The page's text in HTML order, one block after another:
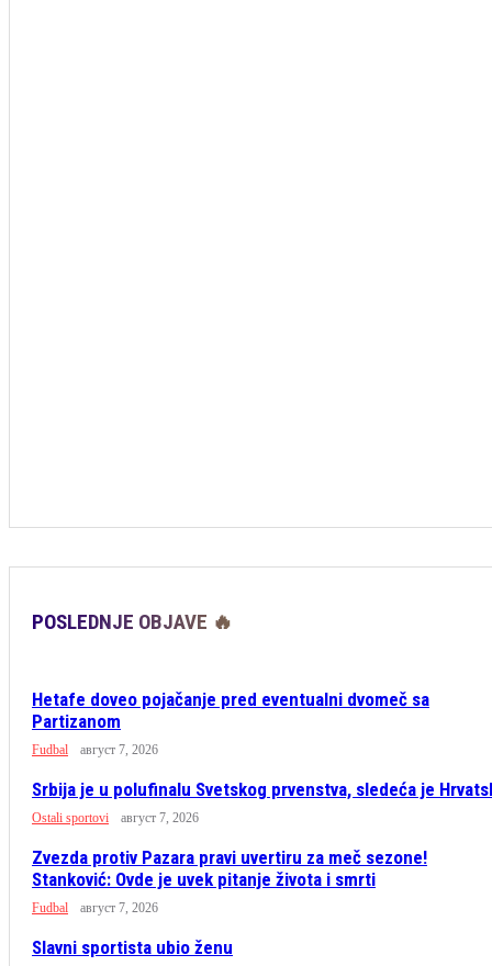
POSLEDNJE OBJAVE 🔥
Hetafe doveo pojačanje pred eventualni dvomeč sa
Partizanom
Fudbal август 7, 2026
Srbija je u polufinalu Svetskog prvenstva, sledeća je
Ostali sportovi август 7, 2026
Zvezda protiv Pazara pravi uvertiru za meč sezone!
Stanković: Ovde je uvek pitanje života i smrti
Fudbal август 7, 2026
Slavni sportista ubio ženu